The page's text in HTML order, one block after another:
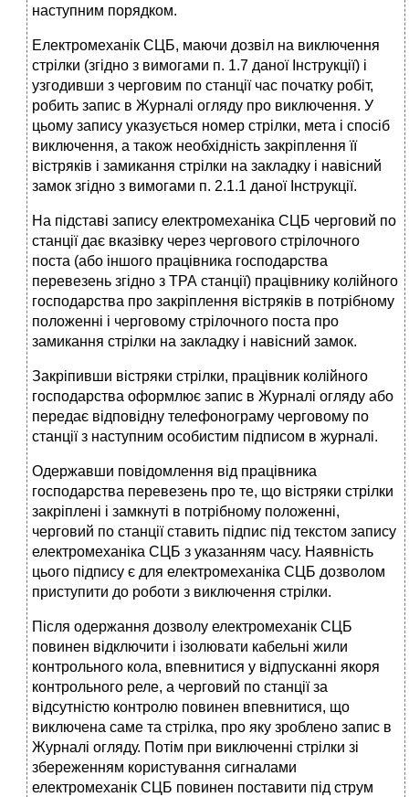
наступним порядком.
Електромеханік СЦБ, маючи дозвіл на виключення
стрілки (згідно з вимогами п. 1.7 даної Інструкції) і
узгодивши з черговим по станції час початку робіт,
робить запис в Журналі огляду про виключення. У
цьому запису указується номер стрілки, мета і спосіб
виключення, а також необхідність закріплення її
вістряків і замикання стрілки на закладку і навісний
замок згідно з вимогами п. 2.1.1 даної Інструкції.
На підставі запису електромеханіка СЦБ черговий по
станції дає вказівку через чергового стрілочного
поста (або іншого працівника господарства
перевезень згідно з ТРА станції) працівнику колійного
господарства про закріплення вістряків в потрібному
положенні і черговому стрілочного поста про
замикання стрілки на закладку і навісний замок.
Закріпивши вістряки стрілки, працівник колійного
господарства оформлює запис в Журналі огляду або
передає відповідну телефонограму черговому по
станції з наступним особистим підписом в журналі.
Одержавши повідомлення від працівника
господарства перевезень про те, що вістряки стрілки
закріплені і замкнуті в потрібному положенні,
черговий по станції ставить підпис під текстом запису
електромеханіка СЦБ з указанням часу. Наявність
цього підпису є для електромеханіка СЦБ дозволом
приступити до роботи з виключення стрілки.
Після одержання дозволу електромеханік СЦБ
повинен відключити і ізолювати кабельні жили
контрольного кола, впевнитися у відпусканні якоря
контрольного реле, а черговий по станції за
відсутністю контролю повинен впевнитися, що
виключена саме та стрілка, про яку зроблено запис в
Журналі огляду. Потім при виключенні стрілки зі
збереженням користування сигналами
електромеханік СЦБ повинен поставити під струм